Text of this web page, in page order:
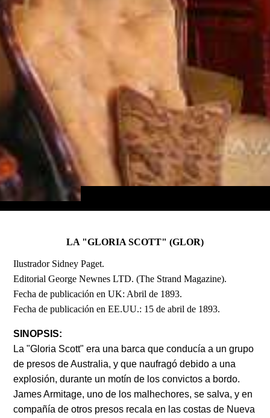
LA "GLORIA SCOTT" (GLOR)
Ilustrador Sidney Paget.
Editorial George Newnes LTD. (The Strand Magazine).
Fecha de publicación en UK: Abril de 1893.
Fecha de publicación en EE.UU.: 15 de abril de 1893.
SINOPSIS:
La "Gloria Scott" era una barca que conducía a un grupo
de presos de Australia, y que naufragó debido a una
explosión, durante un motín de los convictos a bordo.
James Armitage, uno de los malhechores, se salva, y en
compañía de otros presos recala en las costas de Nueva